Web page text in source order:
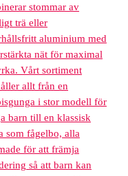
stommar av
trä eller
aluminium med
nät för maximal
Vårt sortiment
allt från en
i stor modell för
barn till en klassisk
som fågelbo, alla
för att främja
så att barn kan